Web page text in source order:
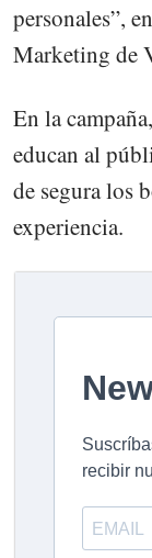
personales”,
Marketing de
En la
educan al
de segura los
experiencia.